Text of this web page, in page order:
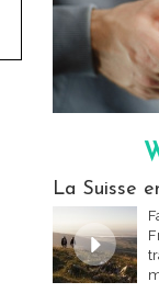
La Suisse